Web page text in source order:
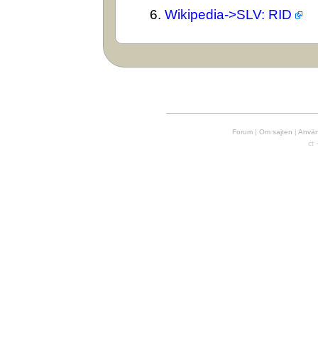
6. Wikipedia->SLV: RID
Forum | Om sajten |
ct